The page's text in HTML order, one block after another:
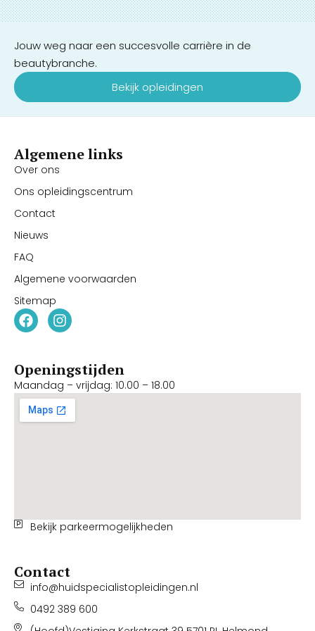
Jouw weg naar een succesvolle carrière in de
beautybranche.
Bekijk opleidingen
Algemene links
Over ons
Ons opleidingscentrum
Contact
Nieuws
FAQ
Algemene voorwaarden
Sitemap
Openingstijden
Maandag – vrijdag: 10.00 – 18.00
Bekijk parkeermogelijkheden
Contact
info@huidspecialistopleidingen.nl
0492 389 600